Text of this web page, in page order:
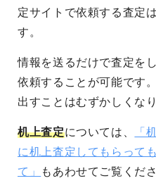
定サイトで依頼する査定
す。
情報を送るだけで査定を
依頼することが可能です
出すことはむずかしくなり
机上査定については、
「
に机上査定してもらって
て」
もあわせてご覧くださ